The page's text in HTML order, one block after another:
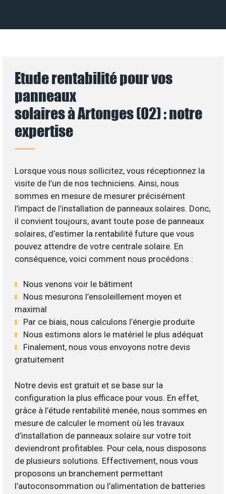
Etude rentabilité pour vos
panneaux
solaires à Artonges (02) : notre
expertise
Lorsque vous nous sollicitez, vous réceptionnez la
visite de l’un de nos techniciens. Ainsi, nous
sommes en mesure de mesurer précisément
l’impact de l’installation de panneaux solaires. Donc,
il convient toujours, avant toute pose de panneaux
solaires, d’estimer la rentabilité future que vous
pouvez attendre de votre centrale solaire. En
conséquence, voici comment nous procédons :
Nous venons voir le bâtiment
Nous mesurons l’ensoleillement moyen et
maximal
Par ce biais, nous calculons l’énergie produite
Nous estimons alors le matériel le plus adéquat
Finalement, nous vous envoyons notre devis
gratuitement
Notre devis est gratuit et se base sur la
configuration la plus efficace pour vous. En effet,
grâce à l’étude rentabilité menée, nous sommes en
mesure de calculer le moment où les travaux
d’installation de panneaux solaire sur votre toit
deviendront profitables. Pour cela, nous disposons
de plusieurs solutions. Effectivement, nous vous
proposons un branchement permettant
l’autoconsommation ou l’alimentation de batteries